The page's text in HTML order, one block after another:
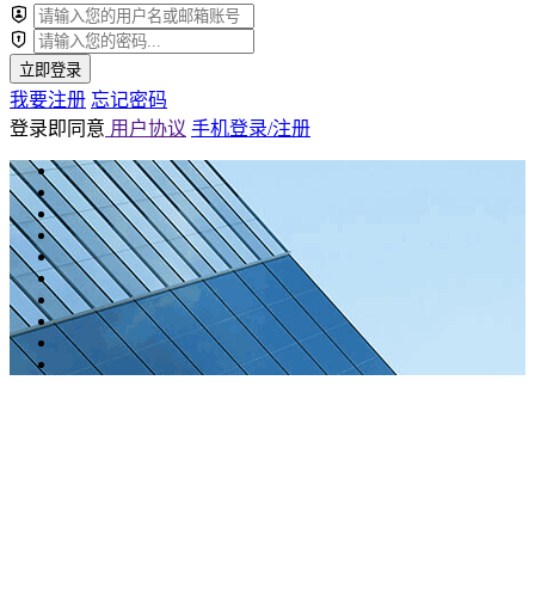
立即登录
我要注册 忘记密码
登录即同意 用户协议 手机登录/注册